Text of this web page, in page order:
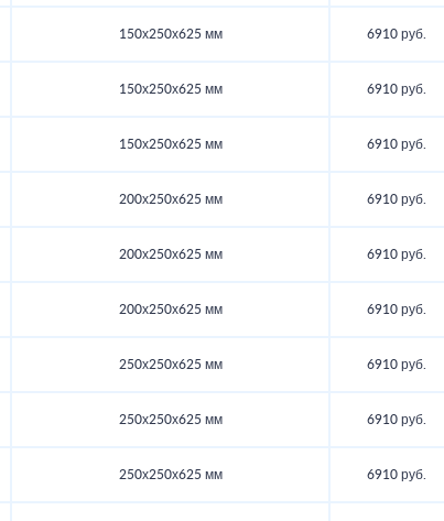
150х250х625 мм 6910 руб.
150х250х625 мм 6910 руб.
150х250х625 мм 6910 руб.
200х250х625 мм 6910 руб.
200х250х625 мм 6910 руб.
200х250х625 мм 6910 руб.
250х250х625 мм 6910 руб.
250х250х625 мм 6910 руб.
250х250х625 мм 6910 руб.